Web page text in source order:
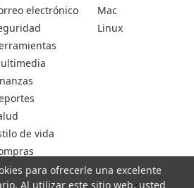
electrónico
de vida
Mac
Linux
para ofrecerle una excelente
Al utilizar este sitio web, usted